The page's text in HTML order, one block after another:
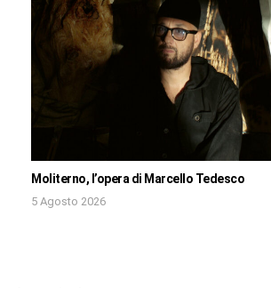
Moliterno, l’opera di Marcello Tedesco
5 Agosto 2026